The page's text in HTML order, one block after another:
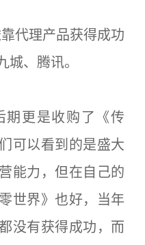
代理产品获得成功
、腾讯。
期更是收购了《传
可以看到的是盛大
能力，但在自己的
世界》也好，当年
没有获得成功，而